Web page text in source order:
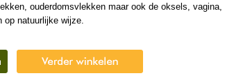
ouderdomsvlekken maar ook de oksels, vagina,
natuurlijke wijze.